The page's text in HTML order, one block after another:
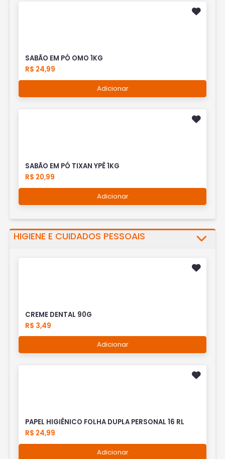
SABÃO EM PÓ OMO 1KG
R$ 24,99
Adicionar
SABÃO EM PÓ TIXAN YPÊ 1KG
R$ 20,99
Adicionar
HIGIENE E CUIDADOS PESSOAIS
CREME DENTAL 90G
R$ 3,49
Adicionar
PAPEL HIGIÊNICO FOLHA DUPLA PERSONAL 16 RL
R$ 24,99
Adicionar